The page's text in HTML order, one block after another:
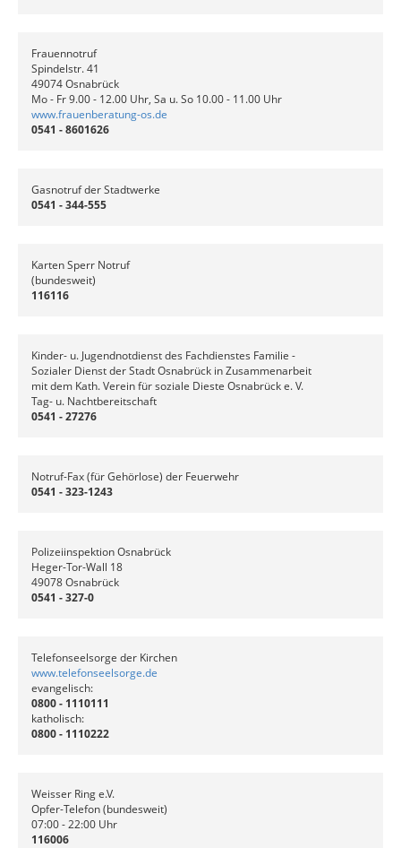
Frauennotruf
Spindelstr. 41
49074 Osnabrück
Mo - Fr 9.00 - 12.00 Uhr, Sa u. So 10.00 - 11.00 Uhr
www.frauenberatung-os.de
0541 - 8601626
Gasnotruf der Stadtwerke
0541 - 344-555
Karten Sperr Notruf
(bundesweit)
116116
Kinder- u. Jugendnotdienst des Fachdienstes Familie -
Sozialer Dienst der Stadt Osnabrück in Zusammenarbeit
mit dem Kath. Verein für soziale Dieste Osnabrück e. V.
Tag- u. Nachtbereitschaft
0541 - 27276
Notruf-Fax (für Gehörlose) der Feuerwehr
0541 - 323-1243
Polizeiinspektion Osnabrück
Heger-Tor-Wall 18
49078 Osnabrück
0541 - 327-0
Telefonseelsorge der Kirchen
www.telefonseelsorge.de
evangelisch:
0800 - 1110111
katholisch:
0800 - 1110222
Weisser Ring e.V.
Opfer-Telefon (bundesweit)
07:00 - 22:00 Uhr
116006